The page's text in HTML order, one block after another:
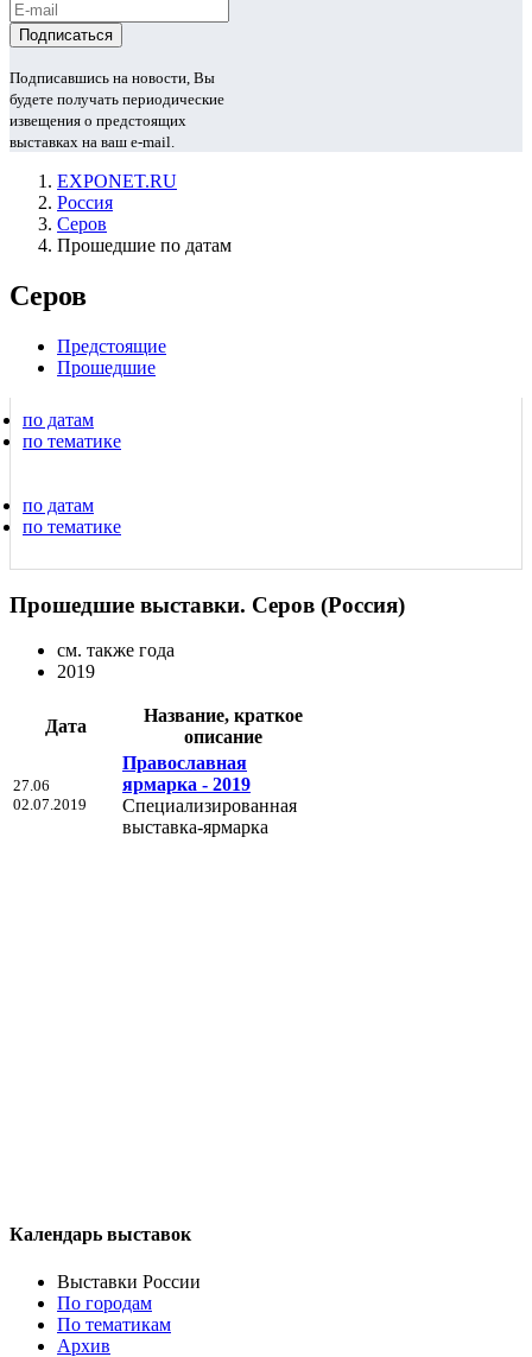
Подписавшись на новости, Вы
будете получать периодические
извещения о предстоящих
выставках на ваш e-mail.
EXPONET.RU
Россия
Серов
Прошедшие по датам
Серов
Предстоящие
Прошедшие
по датам
по тематике
по датам
по тематике
Прошедшие выставки. Серов (Россия)
см. также года
2019
Дата
Название, краткое
описание
27.06
02.07.2019
Православная
ярмарка - 2019
Специализированная
выставка-ярмарка
Календарь выставок
Выставки России
По городам
По тематикам
Архив